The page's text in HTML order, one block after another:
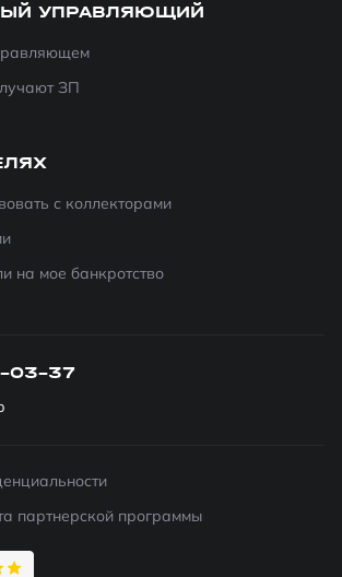
УПРАВЛЯЮЩИЙ
ЗП
с коллекторами
на мое банкротство
03-37
партнерской программы